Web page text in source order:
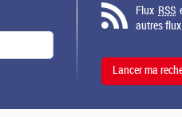
Flux RSS
autres flux